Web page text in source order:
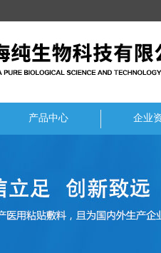
产品中心 企业